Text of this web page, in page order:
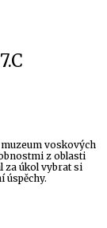
voskových
z oblasti
za úkol vybrat si
úspěchy.